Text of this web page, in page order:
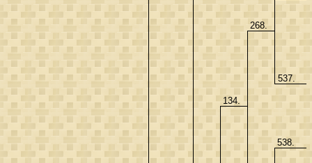
134.
268.
537.
538.